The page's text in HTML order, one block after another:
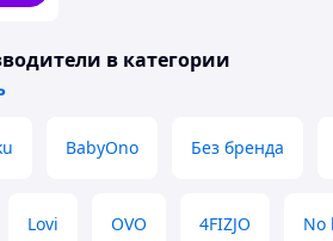
в категории
BabyOno Без бренда
Lovi OVO 4FIZJO No